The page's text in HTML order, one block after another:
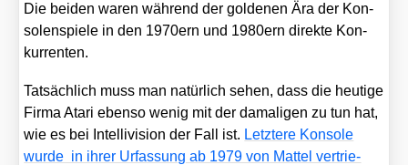
Die bei­den waren wäh­rend der gol­de­nen Ära der Kon­
so­len­spie­le in den 1970ern und 1980ern direk­te Kon­
kur­ren­ten.
Tat­säch­lich muss man natür­lich sehen, dass die heu­ti­ge
Fir­ma Ata­ri eben­so wenig mit der dama­li­gen zu tun hat,
wie es bei Intel­li­vi­si­on der Fall ist. Letz­te­re Kon­so­le
wur­de in ihrer Urfas­sung ab 1979 von Mat­tel ver­trie­